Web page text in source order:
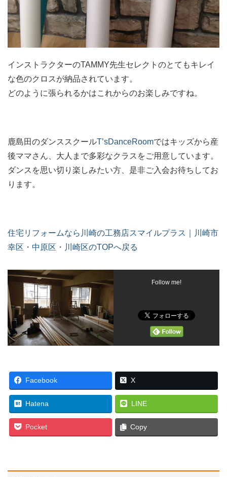
インストラクターのTAMMY先生セレクトのとてもキレイ
な色のクロスが納品されています。
どのように張られるかはこれからのお楽しみですね。
鹿島田のダンススクールT’sDanceRoomではキッズから産
後ママさん、大人まで多彩なクラスをご用意しています。
ダンスを思い切り楽しみたい方、是非ご入会お待ちしてお
ります。
住宅リフォームなら川崎の工務店スマイルプラス｜川崎市
幸区・中原区・川崎区のTOPへ戻る
Follow me!
Facebook X
Hatena LINE
Pocket Copy